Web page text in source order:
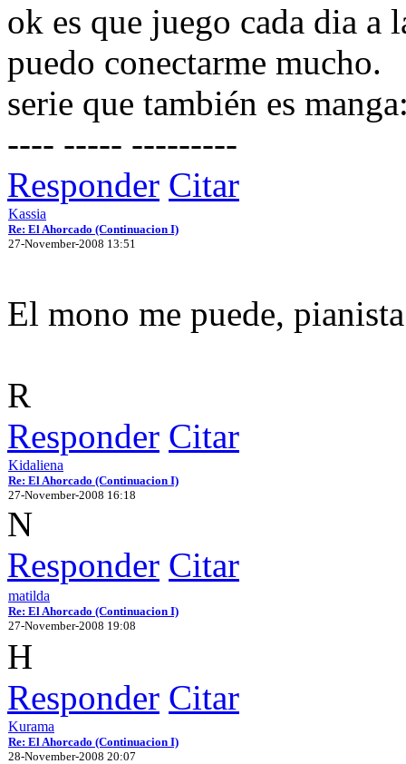
ok es que juego cada dia a
puedo conectarme mucho.
serie que también es
---- ----- ---------
Responder Citar
Kassia
Re: El Ahorcado (Continuacion I)
27-November-2008 13:51
El mono me puede,
R
Responder Citar
Kidaliena
Re: El Ahorcado (Continuacion I)
27-November-2008 16:18
N
Responder Citar
matilda
Re: El Ahorcado (Continuacion I)
27-November-2008 19:08
H
Responder Citar
Kurama
Re: El Ahorcado (Continuacion I)
28-November-2008 20:07